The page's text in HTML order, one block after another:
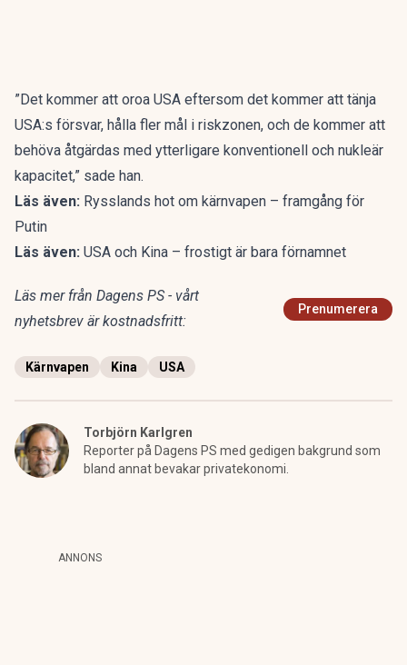
”Det kommer att oroa USA eftersom det kommer att tänja
USA:s försvar, hålla fler mål i riskzonen, och de kommer att
behöva åtgärdas med ytterligare konventionell och nukleär
kapacitet,” sade han.
Läs även: Rysslands hot om kärnvapen – framgång för
Putin
Läs även: USA och Kina – frostigt är bara förnamnet
Läs mer från Dagens PS - vårt
nyhetsbrev är kostnadsfritt:
Prenumerera
Kärnvapen Kina USA
Torbjörn Karlgren
Reporter på Dagens PS med gedigen bakgrund som
bland annat bevakar privatekonomi.
ANNONS